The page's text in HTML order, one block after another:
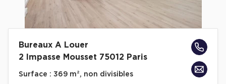
Bureaux A Louer
2 Impasse Mousset 75012 Paris
Surface : 369 m², non divisibles